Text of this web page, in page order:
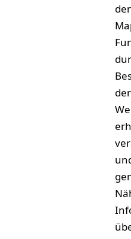
der
der